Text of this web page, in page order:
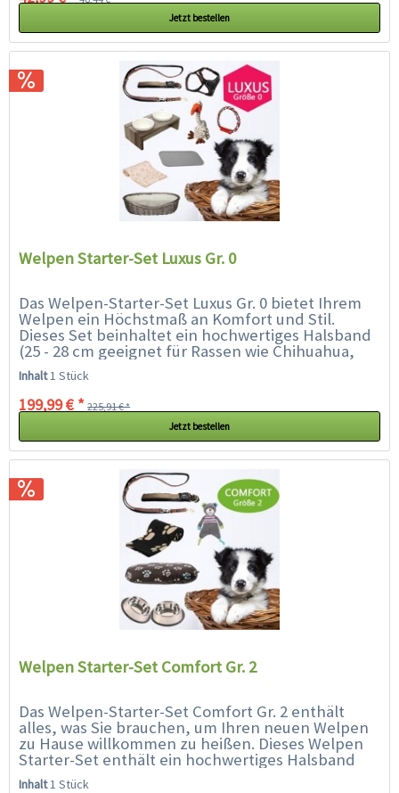
Jetzt bestellen
Welpen Starter-Set Luxus Gr. 0
Das Welpen-Starter-Set Luxus Gr. 0 bietet Ihrem
Welpen ein Höchstmaß an Komfort und Stil.
Dieses Set beinhaltet ein hochwertiges Halsband
(25 - 28 cm geeignet für Rassen wie Chihuahua,
Havaneser, Zwergspitz,...
Inhalt1 Stück
199,99 € * 225,91 € *
Jetzt bestellen
Welpen Starter-Set Comfort Gr. 2
Das Welpen-Starter-Set Comfort Gr. 2 enthält
alles, was Sie brauchen, um Ihren neuen Welpen
zu Hause willkommen zu heißen. Dieses Welpen
Starter-Set enthält ein hochwertiges Halsband
(30 - 35 cm geeignet für...
Inhalt1 Stück